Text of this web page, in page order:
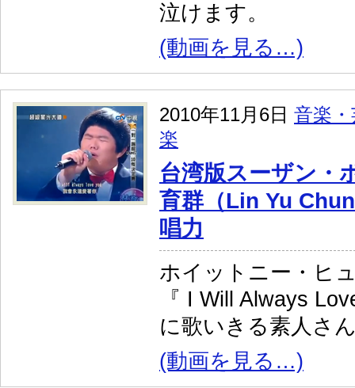
泣けます。
(動画を見る…)
2010年11月6日 音楽
楽
台湾版スーザン・
育群（Lin Yu
唱力
ホイットニー・ヒ
『 I Will Always
に歌いきる素人さ
(動画を見る…)